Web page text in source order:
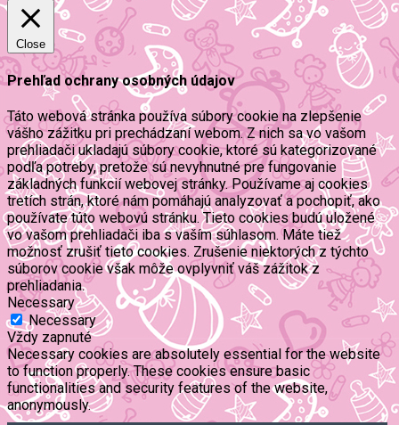
Close
Prehľad ochrany osobných údajov
Táto webová stránka používa súbory cookie na zlepšenie
vášho zážitku pri prechádzaní webom. Z nich sa vo vašom
prehliadači ukladajú súbory cookie, ktoré sú kategorizované
podľa potreby, pretože sú nevyhnutné pre fungovanie
základných funkcií webovej stránky. Používame aj cookies
tretích strán, ktoré nám pomáhajú analyzovať a pochopiť, ako
používate túto webovú stránku. Tieto cookies budú uložené
vo vašom prehliadači iba s vaším súhlasom. Máte tiež
možnosť zrušiť tieto cookies. Zrušenie niektorých z týchto
súborov cookie však môže ovplyvniť váš zážitok z
prehliadania.
Necessary
Necessary
Vždy zapnuté
Necessary cookies are absolutely essential for the website
to function properly. These cookies ensure basic
functionalities and security features of the website,
anonymously.